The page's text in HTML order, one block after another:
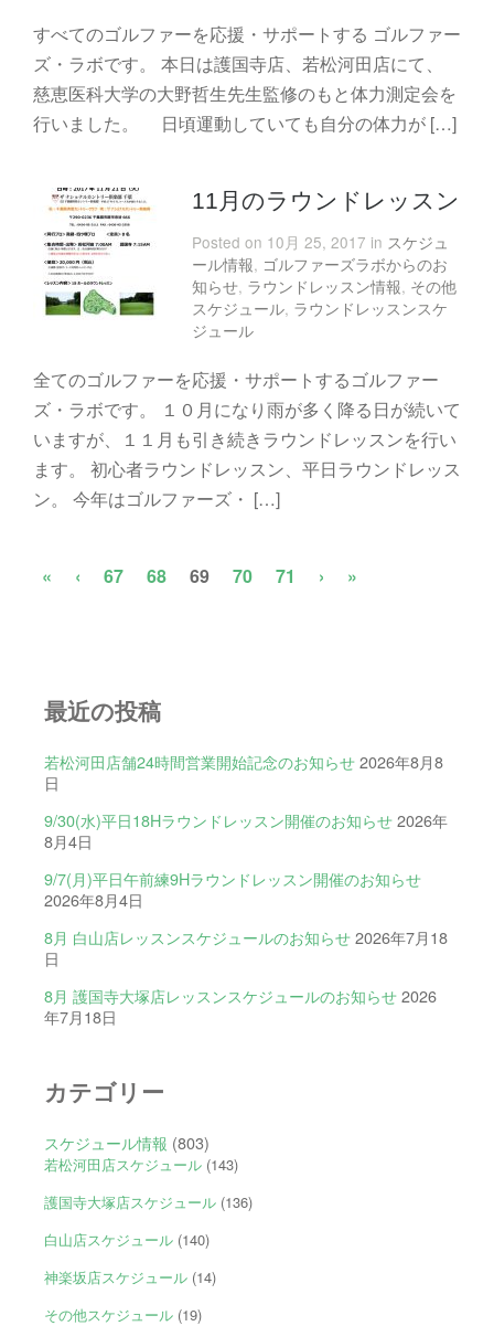
すべてのゴルファーを応援・サポートする ゴルファー
ズ・ラボです。 本日は護国寺店、若松河田店にて、
慈恵医科大学の大野哲生先生監修のもと体力測定会を
行いました。 日頃運動していても自分の体力が […]
11月のラウンドレッスン
Posted on 10月 25, 2017 in スケジュ
ール情報, ゴルファーズラボからのお
知らせ, ラウンドレッスン情報, その他
スケジュール, ラウンドレッスンスケ
ジュール
全てのゴルファーを応援・サポートするゴルファー
ズ・ラボです。 １０月になり雨が多く降る日が続いて
いますが、１１月も引き続きラウンドレッスンを行い
ます。 初心者ラウンドレッスン、平日ラウンドレッス
ン。 今年はゴルファーズ・ […]
« ‹ 67 68 69 70 71 › »
最近の投稿
若松河田店舗24時間営業開始記念のお知らせ 2026年8月8
日
9/30(水)平日18Hラウンドレッスン開催のお知らせ 2026年
8月4日
9/7(月)平日午前練9Hラウンドレッスン開催のお知らせ
2026年8月4日
8月 白山店レッスンスケジュールのお知らせ 2026年7月18
日
8月 護国寺大塚店レッスンスケジュールのお知らせ 2026
年7月18日
カテゴリー
スケジュール情報 (803)
若松河田店スケジュール(143)
護国寺大塚店スケジュール(136)
白山店スケジュール(140)
神楽坂店スケジュール(14)
その他スケジュール(19)